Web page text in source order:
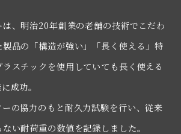
、明治20年創業の老舗の技術でこだわ
製品の「構造が強い」「長く使える」特
スチックを使用していても長く使える
成功。
の協力のもと耐久力試験を行い、従来
い耐荷重の数値を記録しました。